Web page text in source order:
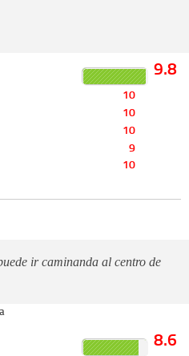
9.8
10
10
10
9
10
ir caminanda al centro de
8.6